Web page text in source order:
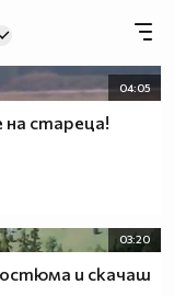
04:05
на стареца!
03:20
и скачаш